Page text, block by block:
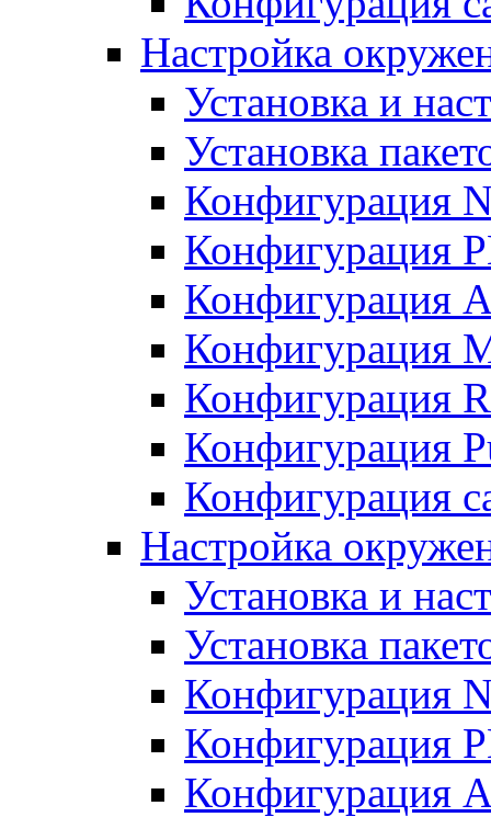
Настройка
Установка и
Установка
Конфигурация
Конфигурация
Конфигурация
Конфигурация
Конфигурация
Конфигурация
Конфигурация
Настройка
Установка и
Установка
Конфигурация
Конфигурация
Конфигурация